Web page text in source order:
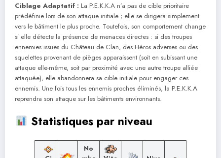
Ciblage Adaptatif : La P.E.K.K.A n’a pas de cible prioritaire
prédéfinie lors de son attaque initiale ; elle se dirigera simplement
vers le bâtiment le plus proche. Toutefois, son comportement change
si elle détecte la présence de menaces directes : si des troupes
ennemies issues du Château de Clan, des Héros adverses ou des
squelettes provenant de pièges apparaissent (soit en subissant une
attaque elle-même, soit par proximité avec une autre troupe alliée
attaquée), elle abandonnera sa cible initiale pour engager ces
ennemis. Une fois tous les ennemis proches éliminés, la P.E.K.K.A
reprendra son attaque sur les bâtiments environnants.
Statistiques par niveau
No